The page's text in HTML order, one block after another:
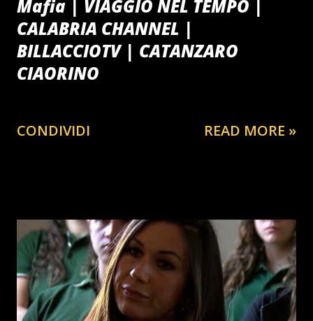
Mafia | VIAGGIO NEL TEMPO |
CALABRIA CHANNEL |
BILLACCIOTV | CATANZARO
CIAORINO
CONDIVIDI READ MORE »